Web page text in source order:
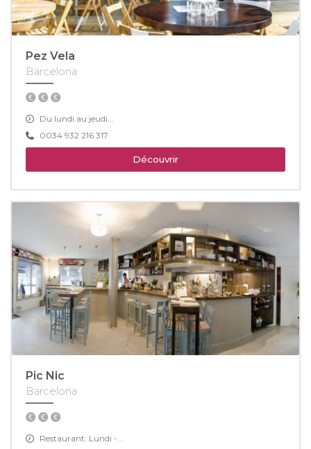
Pez Vela
Barcelona
Du lundi au jeudi...
0034 932 216 317
Découvrir
Pic Nic
Barcelona
Restaurant: Lundi -...